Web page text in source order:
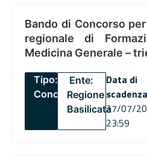
Bando di Concorso
regionale di
Medicina Generale –
Tipo:
Concorsi
Ente:
Regione
Basilicata
Data di
scadenza
27/07/
23:59